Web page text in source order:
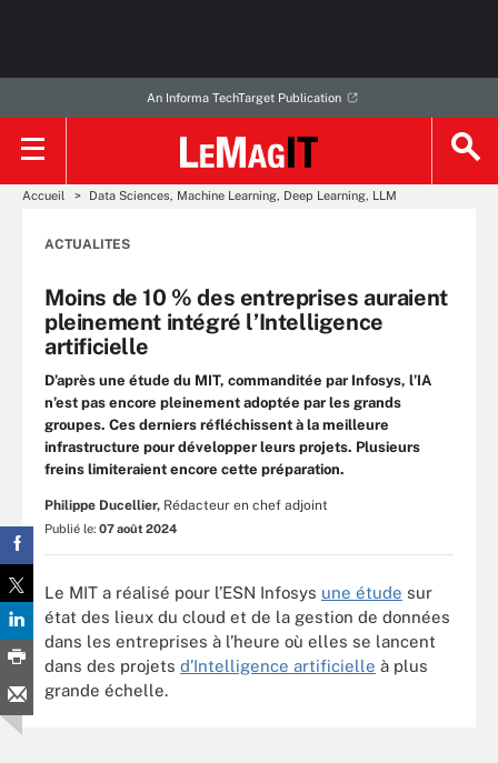
An Informa TechTarget Publication
Accueil Data Sciences, Machine Learning, Deep Learning, LLM
ACTUALITES
Moins de 10 % des entreprises auraient
pleinement intégré l’Intelligence
artificielle
D’après une étude du MIT, commanditée par Infosys, l’IA
n’est pas encore pleinement adoptée par les grands
groupes. Ces derniers réfléchissent à la meilleure
infrastructure pour développer leurs projets. Plusieurs
freins limiteraient encore cette préparation.
Philippe Ducellier, Rédacteur en chef adjoint
Publié le: 07 août 2024
Le MIT a réalisé pour l’ESN Infosys une étude sur
état des lieux du cloud et de la gestion de données
dans les entreprises à l’heure où elles se lancent
dans des projets d’Intelligence artificielle à plus
grande échelle.